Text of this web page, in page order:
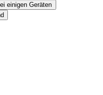
einigen Geräten